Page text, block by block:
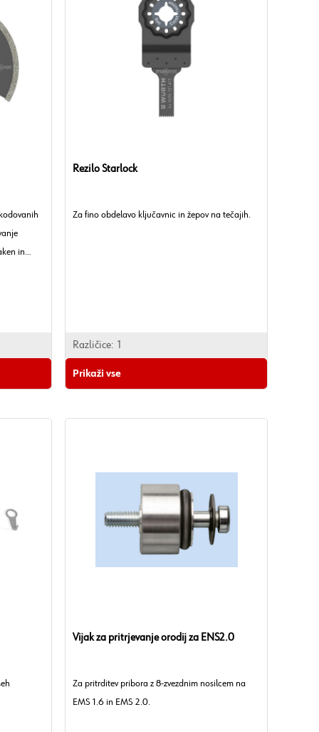
in
Rezilo Starlock
Za fino obdelavo ključavnic in žepov na tečajih.
Različice: 1
Prikaži vse
Vijak za pritrjevanje orodij za ENS2.0
Za pritrditev pribora z 8-zvezdnim nosilcem na
EMS 1.6 in EMS 2.0.